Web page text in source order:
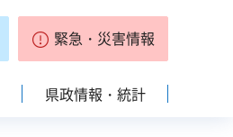
緊急・災害情報
県政情報・統計